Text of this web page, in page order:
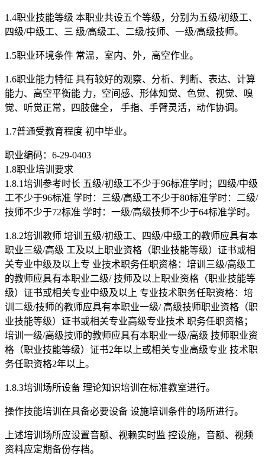
1.4职业技能等级 本职业共设五个等级，分别为五级/初级工、
四级/中级工、三 级/高级工、二级/技师、一级/高级技师。
1.5职业环境条件 常温，室内、外，高空作业。
1.6职业能力特征 具有较好的观察、分析、判断、表达、计算
能力、高空平衡能 力，空间感、形体知觉、色觉、视觉、嗅
觉、听觉正常，四肢健全， 手指、手臂灵活，动作协调。
1.7普通受教育程度 初中毕业。
职业编码：6-29-0403
1.8职业培训要求
1.8.1培训参考时长 五级/初级工不少于96标准学时；四级/中级
工不少于96标准 学时：三级/高级工不少于80标准学时：二级/
技师不少于72标准 学时：一级/高级技师不少于64标准学时。
1.8.2培训教师 培训五级/初级工、四级/中级工的教师应具有本
职业三级/高级 工及以上职业资格（职业技能等级）证书或相
关专业中级及以上专 业技术职务任职资格：培训三级/高级工
的教师应具有本职业二级/ 技师及以上职业资格（职业技能等
级）证书或相关专业中级及以上 专业技术职务任职资格：培
训二级/技师的教师应具有本职业一级/ 高级技师职业资格（职
业技能等级）证书或相关专业高级专业技术 职务任职资格；
培训一级/高级技师的教师应具有本职业一级/高级 技师职业资
格（职业技能等级）证书2年以上或相关专业高级专业 技术职
务任职资格2年以上。
1.8.3培训场所设备 理论知识培训在标准教室进行。
操作技能培训在具备必要设备 设施培训条件的场所进行。
上述培训场所应设置音额、视赖实时监 控设施，音额、视频
资料应定期备份存档。